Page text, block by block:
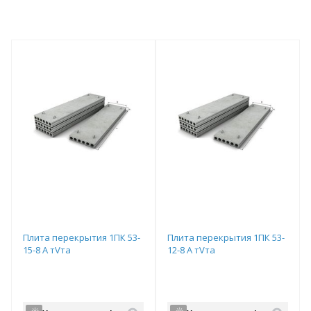
Плита перекрытия 1ПК 53-
15-8 А тVта
Плита перекрытия 1ПК 53-
12-8 А тVта